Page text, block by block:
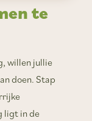
te
willen jullie
doen. Stap
ligt in de